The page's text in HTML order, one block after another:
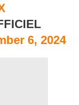
6, 2024